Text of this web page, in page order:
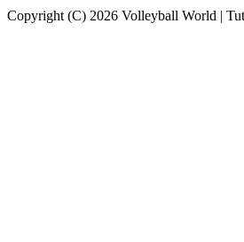
Copyright (C) 2026 Volleyball World |